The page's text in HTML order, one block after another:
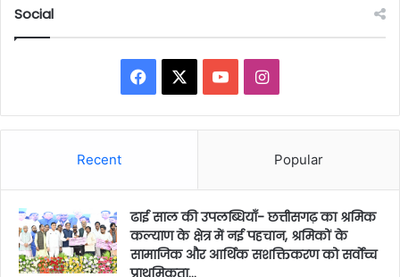
Social
Facebook YouTubeInstagram
Recent Popular
ढाई साल की उपलब्धियाँ- छत्तीसगढ़ का श्रमिक
कल्याण के क्षेत्र में नई पहचान, श्रमिकों के
सामाजिक और आर्थिक सशक्तिकरण को सर्वाेच्च
प्राथमिकता…